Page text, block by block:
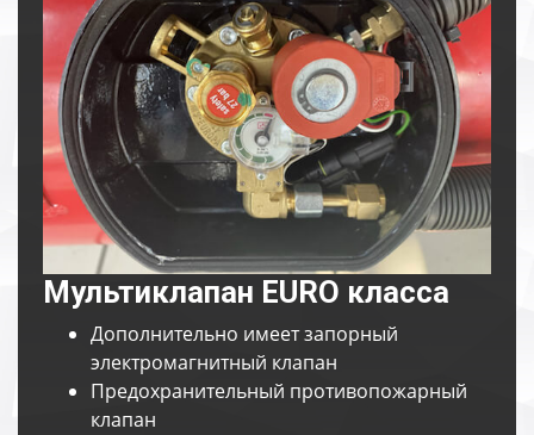
Мультиклапан EURO класса
Дополнительно имеет запорный
электромагнитный клапан
Предохранительный противопожарный
клапан